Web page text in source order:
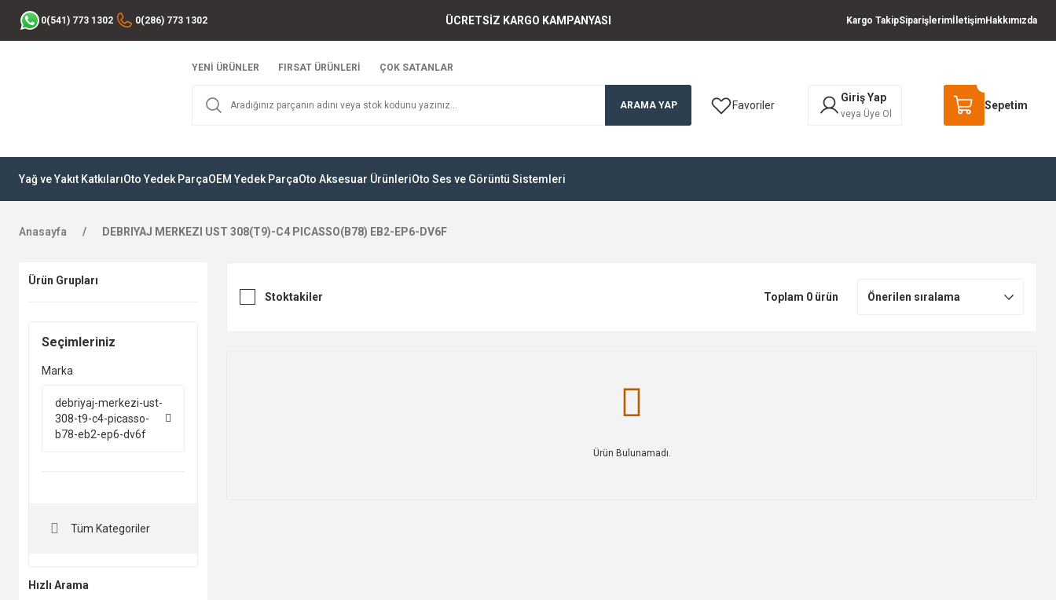
0(541) 773 1302 0(286) 773 1302 ÜCRETSİZ KARGO KAMPANYASI Kargo TakipSiparişlerimİletişimHakkımızda
YENİ ÜRÜNLER FIRSAT ÜRÜNLERİ ÇOK SATANLAR
ARAMA YAP Favoriler
Giriş Yap
veya Üye Ol
Sepetim
Yağ ve Yakıt KatkılarıOto Yedek ParçaOEM Yedek ParçaOto Aksesuar ÜrünleriOto Ses ve Görüntü Sistemleri
Anasayfa DEBRIYAJ MERKEZI UST 308(T9)-C4 PICASSO(B78) EB2-EP6-DV6F
Ürün Grupları
Seçimleriniz
Marka
debriyaj-merkezi-ust-
308-t9-c4-picasso-
b78-eb2-ep6-dv6f
Tüm Kategoriler
Hızlı Arama
Stoktakiler Toplam 0 ürün
Ürün Bulunamadı.